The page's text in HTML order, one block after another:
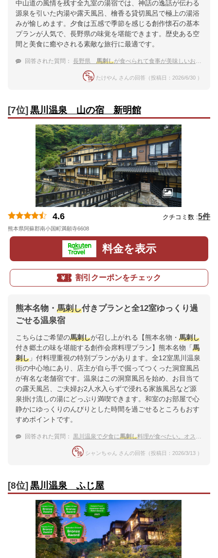
中山道の風情を残す全九室の湯宿では、神話の逸話が伝わる
源泉を引いた内湯や露天風呂、檜香る貸切風呂で極上の湯浴
みが愉しめます。夕食は五感で季節を感じる創作懐石の基本
プランが人気で、長野県の味覚を堪能できます。歴史ある空
間と美食に癒やされる素敵な旅行に最適です。
回答された質問： 長野県 馬刺しが食べられて食事が美味しいおすすめの温泉宿
たけやん さんの回答（投稿日：2026/6/30 ）
[7位] 黒川温泉 山の宿 新明館
4.6 クチコミ数 :5件
熊本県阿蘇郡南小国町満願寺6608
料金を表示
割引クーポンをチェック
熊本名物・ 馬刺し付きプランと全12室ゆっくり過
ごせる温泉宿
こちらはご希望の馬刺しが召し上がれる【熊本名物・ 馬刺し
付き郷土の味を堪能する創作会席料理プラン】熊本名物「 馬
刺し 」付料理重視の特別プランがあります。全12室黒川温泉
街の中心地にあり、店主が自ら手で掘ってつくった洞窟風呂
が有名な老舗宿です。温泉はこの洞窟風呂を始め、お目当て
の露天風呂、ご夫婦お2人水入らずで浸れる家族風呂など源
泉掛け流しの湯にどっぷり満喫できます。和室のお部屋で心
静かにゆっくりのんびりとした時間を過ごせるところもおす
すめポイントです。
回答された質問： 黒川温泉で夕食に馬刺し料理が食べたい。オススメの宿を教えて！
シャンちゃん さんの回答（投稿日：2026/3/13 ）
[8位] 黒川温泉 ふじ屋